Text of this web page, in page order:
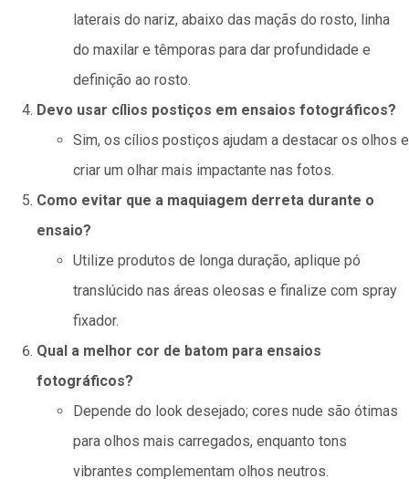
laterais do nariz, abaixo das maçãs do rosto, linha
do maxilar e têmporas para dar profundidade e
definição ao rosto.
Devo usar cílios postiços em ensaios fotográficos?
Sim, os cílios postiços ajudam a destacar os olhos e
criar um olhar mais impactante nas fotos.
Como evitar que a maquiagem derreta durante o
ensaio?
Utilize produtos de longa duração, aplique pó
translúcido nas áreas oleosas e finalize com spray
fixador.
Qual a melhor cor de batom para ensaios
fotográficos?
Depende do look desejado; cores nude são ótimas
para olhos mais carregados, enquanto tons
vibrantes complementam olhos neutros.